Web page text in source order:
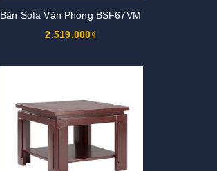
Bàn Sofa Văn Phòng BSF67VM
2.519.000₫